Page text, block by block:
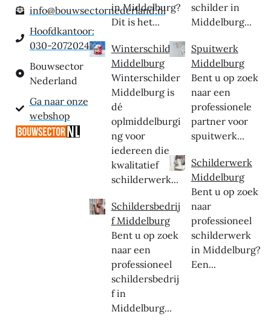
info@bouwsectornederland.nl
Hoofdkantoor:
030-2072024
Bouwsector
Nederland
Ga naar onze
webshop
in Middelburg?
Dit is het...
Winterschilder
Middelburg
Winterschilder
Middelburg is
dé
oplmiddelburgi
ng voor
iedereen die
kwalitatief
schilderwerk...
Schildersbedrij
f Middelburg
Bent u op zoek
naar een
professioneel
schildersbedrij
f in
Middelburg...
schilder in
Middelburg...
Spuitwerk
Middelburg
Bent u op zoek
naar een
professionele
partner voor
spuitwerk...
Schilderwerk
Middelburg
Bent u op zoek
naar
professioneel
schilderwerk
in Middelburg?
Een...